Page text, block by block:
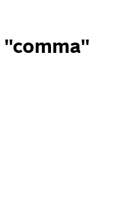
"comma"